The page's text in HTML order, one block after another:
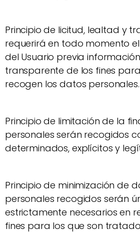
Principio de licitud, lealtad y
requerirá en todo momento
del Usuario previa
transparente de los fines
recogen los datos personales.
Principio de limitación de la
personales serán recogidos
determinados, explícitos y
Principio de minimización de
personales recogidos serán
estrictamente necesarios en
fines para los que son